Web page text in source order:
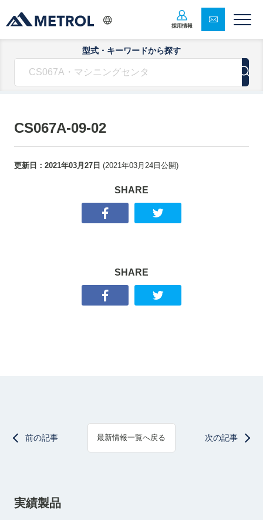
採用情報
型式・キーワードから探す
CS067A-09-02
更新日： 2021年03月27日 (2021年03月24日 公開)
SHARE
SHARE
前の記事 最新情報一覧へ戻る 次の記事
実績製品